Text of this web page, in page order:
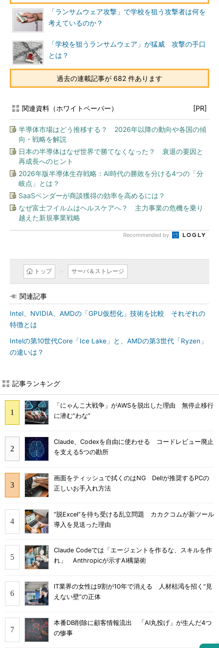
「ランサムウェア攻撃」で学校を狙う攻撃者は何を
考えているのか？
「学校を狙うランサムウェア」が猛威 攻撃の手口
とは？
過去の連載記事が 682 件あります
関連資料（ホワイトペーパー） [PR]
半導体市場はどう推移する？ 2026年以降の動向や各国の傾
向・戦略を解説
日本の半導体はなぜ世界で勝てなくなった？ 衰退の要因と
再成長へのヒント
2026年版半導体生存戦略：AI時代の勝敗を分ける4つの「分
岐点」とは？
SaaSベンダーが商談獲得の効率を高めるには？
なぜ富士フイルムはヘルスケアへ？ 主力事業の危機を乗り
越えた新規事業戦略
Recommended by
トップ サーバ＆ストレージ
関連記事
Intel、NVIDIA、AMDの「GPU仮想化」技術を比較 それぞれの
特徴とは
Intelの第10世代Core「Ice Lake」と、AMDの第3世代「Ryzen」
の違いは？
記事ランキング
「にゃんこ大戦争」がAWSを脱出した理由 無停止移行
に潜む“わな”
Claude、Codexを自由に使わせる コードレビュー廃止
を支える5つの勘所
画面をティッシュで拭くのはNG Dellが推奨するPCの
正しいお手入れ方法
“脱Excel”を待ち受ける乱立問題 カカクコムが新ツール
導入を見送った理由
Claude Codeでは「エージェントを作るな、スキルを作
れ」 Anthropicが示すAI構築術
IT業界の女性は9割が10年で消える 人材枯渇を招く“見
えない壁”の正体
本番DB削除に顧客情報流出 「AI丸投げ」が生んだ4つ
の惨事